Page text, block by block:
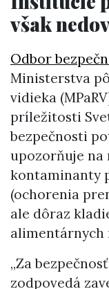
však
Odbor
Ministerstva
vidieka
príležitosti
bezpečnosti
upozorňuje na
kontaminanty
(ochorenia
ale dôraz
alimentárnych
„Za
zodpovedá